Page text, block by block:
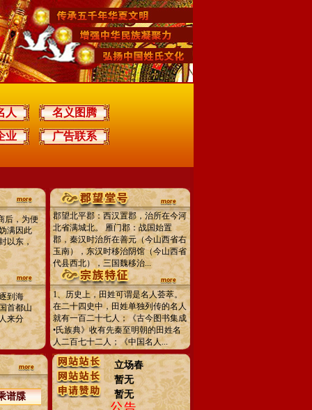
人
名义图腾
业
广告联系
后，为便
满因此
以东，
到海
首都山
来分
郡望北平郡：西汉置郡，治所在今河
北省满城北。 雁门郡：战国始置
郡，秦汉时治所在善元（今山西省右
玉南），东汉时移治阴馆（今山西省
代县西北），三国魏移治...
1、历史上，田姓可谓是名人荟萃。
在二十四史中，田姓单独列传的名人
就有一百二十七人；《古今图书集成
•氏族典》收有先秦至明朝的田姓名
人二百七十二人；《中国名人...
谱牒
立场春
暂无
暂无